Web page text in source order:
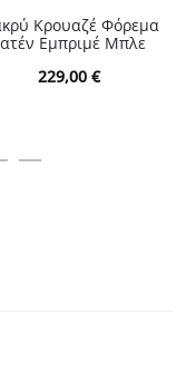
Κρουαζέ Φόρεμα
Εμπριμέ Μπλε
229,00 €